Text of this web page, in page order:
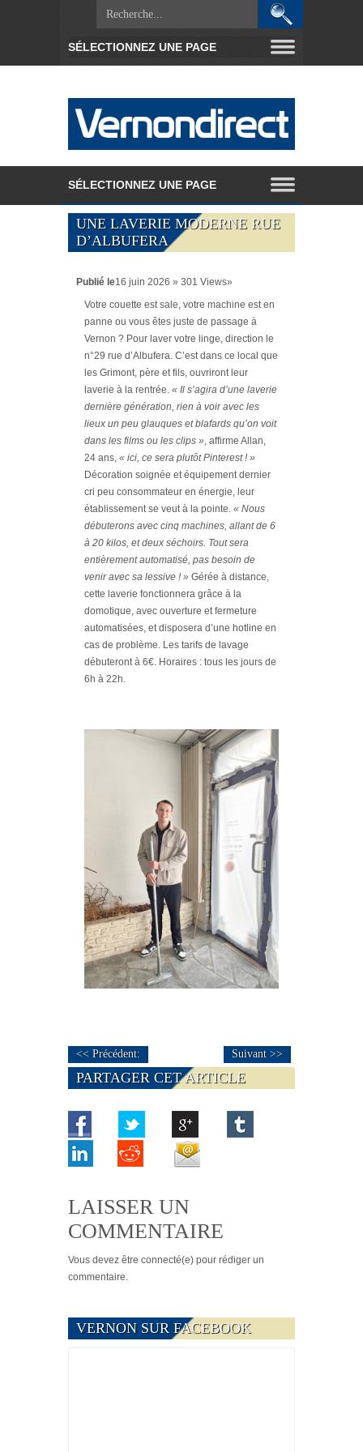
UNE LAVERIE MODERNE RUE
D’ALBUFERA
Publié le16 juin 2026 » 301 Views»
Votre couette est sale, votre machine est en
panne ou vous êtes juste de passage à
Vernon ? Pour laver votre linge, direction le
n°29 rue d’Albufera. C’est dans ce local que
les Grimont, père et fils, ouvriront leur
laverie à la rentrée. « Il s’agira d’une laverie
dernière génération, rien à voir avec les
lieux un peu glauques et blafards qu’on voit
dans les films ou les clips », affirme Allan,
24 ans, « ici, ce sera plutôt Pinterest ! »
Décoration soignée et équipement dernier
cri peu consommateur en énergie, leur
établissement se veut à la pointe. « Nous
débuterons avec cinq machines, allant de 6
à 20 kilos, et deux séchoirs. Tout sera
entièrement automatisé, pas besoin de
venir avec sa lessive ! » Gérée à distance,
cette laverie fonctionnera grâce à la
domotique, avec ouverture et fermeture
automatisées, et disposera d’une hotline en
cas de problème. Les tarifs de lavage
débuteront à 6€. Horaires : tous les jours de
6h à 22h.
<< Précédent: Suivant >>
PARTAGER CET ARTICLE
LAISSER UN
COMMENTAIRE
Vous devez être connecté(e) pour rédiger un
commentaire.
VERNON SUR FACEBOOK